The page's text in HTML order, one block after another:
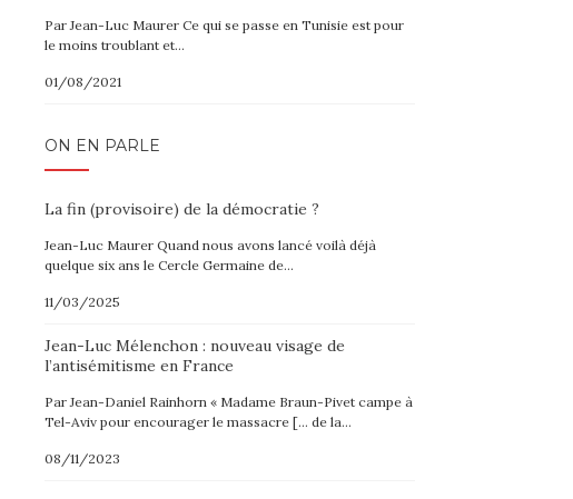
Par Jean-Luc Maurer Ce qui se passe en Tunisie est pour
le moins troublant et…
01/08/2021
ON EN PARLE
La fin (provisoire) de la démocratie ?
Jean-Luc Maurer Quand nous avons lancé voilà déjà
quelque six ans le Cercle Germaine de…
11/03/2025
Jean-Luc Mélenchon : nouveau visage de
l’antisémitisme en France
Par Jean-Daniel Rainhorn « Madame Braun-Pivet campe à
Tel-Aviv pour encourager le massacre [… de la…
08/11/2023